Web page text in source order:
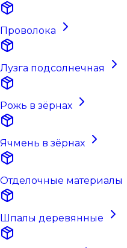
Проволока
Лузга подсолнечная
Рожь в зёрнах
Ячмень в зёрнах
Отделочные материалы
Шпалы деревянные